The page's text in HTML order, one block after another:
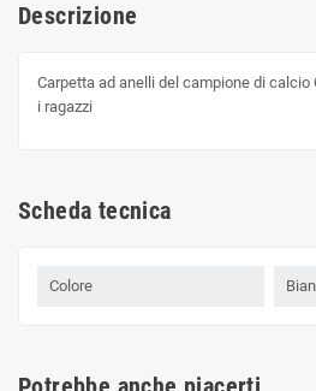
Descrizione
Carpetta ad anelli del campione di calcio
i ragazzi
Scheda tecnica
Colore